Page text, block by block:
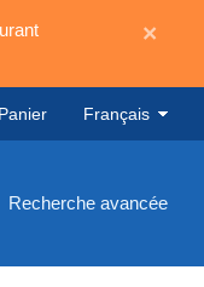
×
Panier Français
Recherche avancée